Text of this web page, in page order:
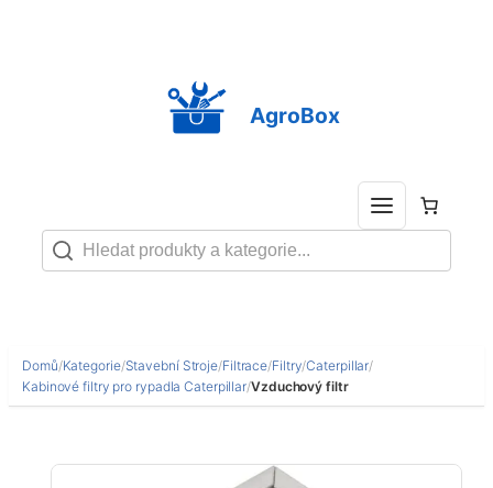
AgroBox
Domů/Kategorie/Stavební Stroje/Filtrace/Filtry/Caterpillar/
Kabinové filtry pro rypadla Caterpillar/Vzduchový filtr